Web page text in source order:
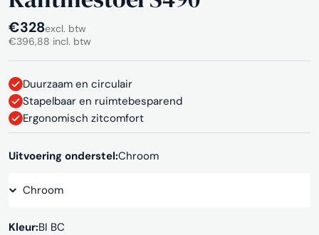
Normale
prijs
€328excl. btw
€396,88 incl. btw
Duurzaam en circulair
Stapelbaar en ruimtebesparend
Ergonomisch zitcomfort
Uitvoering onderstel:Chroom
Kleur:BI BC